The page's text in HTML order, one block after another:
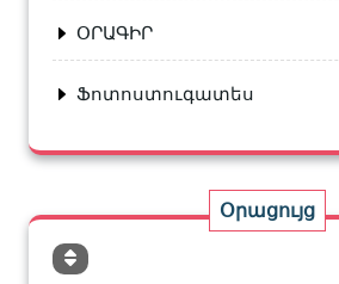
ՕՐԱԳԻՐ
Ֆոտոստուգատես
Օրացույց